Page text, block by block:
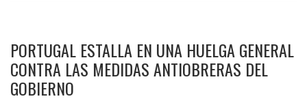
PORTUGAL ESTALLA EN UNA HUELGA GENERAL
CONTRA LAS MEDIDAS ANTIOBRERAS DEL
GOBIERNO